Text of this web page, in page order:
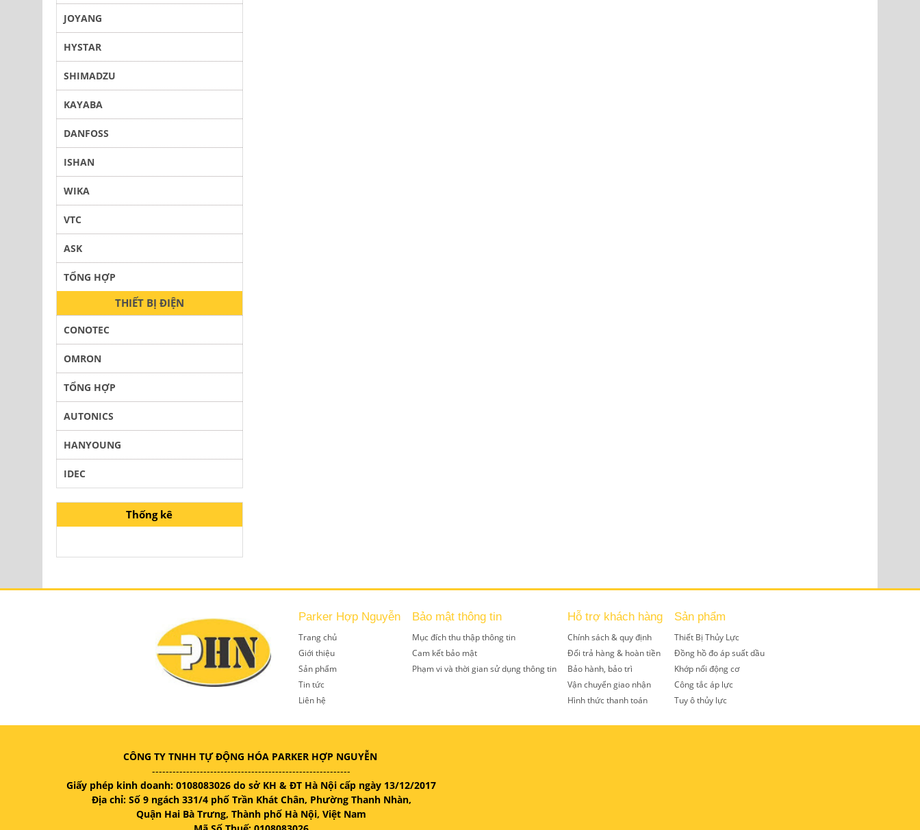
JOYANG
HYSTAR
SHIMADZU
KAYABA
DANFOSS
ISHAN
WIKA
VTC
ASK
TỔNG HỢP
THIẾT BỊ ĐIỆN
CONOTEC
OMRON
TỔNG HỢP
AUTONICS
HANYOUNG
IDEC
Thống kê
Parker Hợp Nguyễn
Trang chủ
Giới thiệu
Sản phẩm
Tin tức
Liên hệ
Bảo mật thông tin
Mục đích thu thập thông tin
Cam kết bảo mật
Phạm vi và thời gian sử dụng thông tin
Hỗ trợ khách hàng
Chính sách & quy định
Đổi trả hàng & hoàn tiền
Bảo hành, bảo trì
Vận chuyển giao nhận
Hình thức thanh toán
Sản phẩm
Thiết Bị Thủy Lực
Đồng hồ đo áp suất dầu
Khớp nối động cơ
Công tắc áp lực
Tuy ô thủy lực
CÔNG TY TNHH TỰ ĐỘNG HÓA PARKER HỢP NGUYỄN
----------------------------------------------------------
Giấy phép kinh doanh: 0108083026 do sở KH & ĐT Hà Nội cấp ngày 13/12/2017
Địa chỉ: Số 9 ngách 331/4 phố Trần Khát Chân, Phường Thanh Nhàn,
Quận Hai Bà Trưng, Thành phố Hà Nội, Việt Nam